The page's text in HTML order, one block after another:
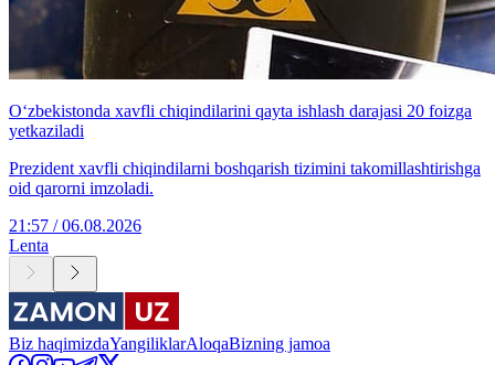
O‘zbekistonda xavfli chiqindilarini qayta ishlash darajasi 20 foizga
yetkaziladi
Prezident xavfli chiqindilarni boshqarish tizimini takomillashtirishga
oid qarorni imzoladi.
21:57 / 06.08.2026
Lenta
Biz haqimizdaYangiliklarAloqaBizning jamoa